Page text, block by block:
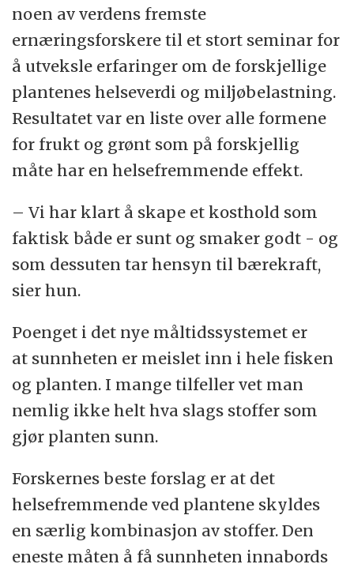
noen av verdens fremste
ernæringsforskere til et stort seminar for
å utveksle erfaringer om de forskjellige
plantenes helseverdi og miljøbelastning.
Resultatet var en liste over alle formene
for frukt og grønt som på forskjellig
måte har en helsefremmende effekt.
– Vi har klart å skape et kosthold som
faktisk både er sunt og smaker godt - og
som dessuten tar hensyn til bærekraft,
sier hun.
Poenget i det nye måltidssystemet er
at sunnheten er meislet inn i hele fisken
og planten. I mange tilfeller vet man
nemlig ikke helt hva slags stoffer som
gjør planten sunn.
Forskernes beste forslag er at det
helsefremmende ved plantene skyldes
en særlig kombinasjon av stoffer. Den
eneste måten å få sunnheten innabords